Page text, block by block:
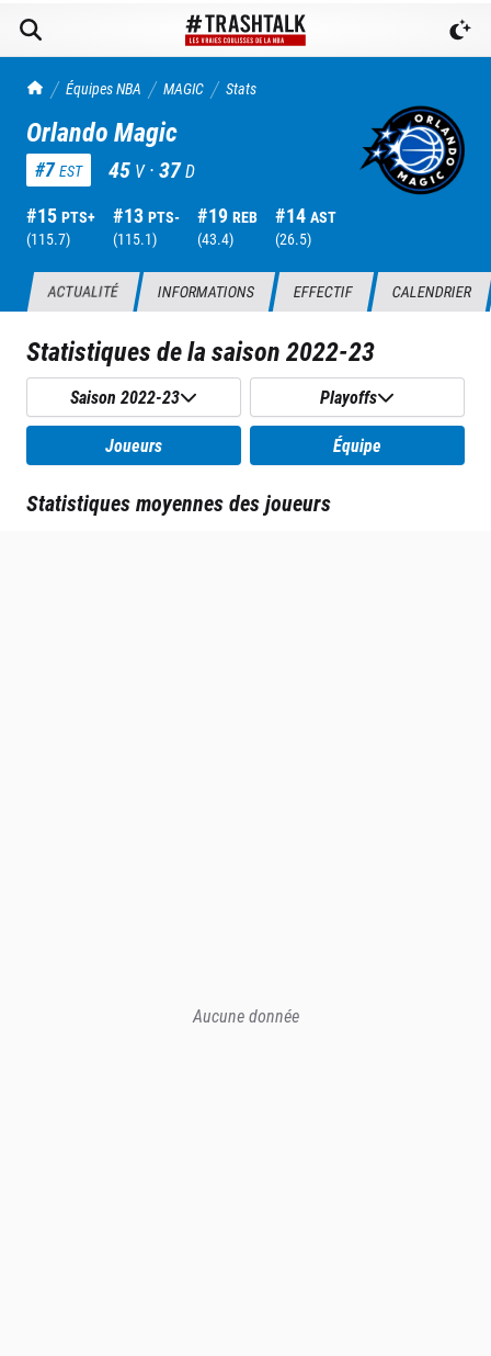
TrashTalk Actu NBA
Équipes NBA MAGIC Stats
Orlando Magic
#7 EST 45 V ·37D
#15 PTS+
(115.7)
#13 PTS-
(115.1)
#19 REB
(43.4)
#14 AST
(26.5)
ACTUALITÉ INFORMATIONS EFFECTIF CALENDRIER
Statistiques de la saison2022-23
Saison 2022-23 Playoffs
Joueurs Équipe
Statistiques moyennes des joueurs
Aucune donnée